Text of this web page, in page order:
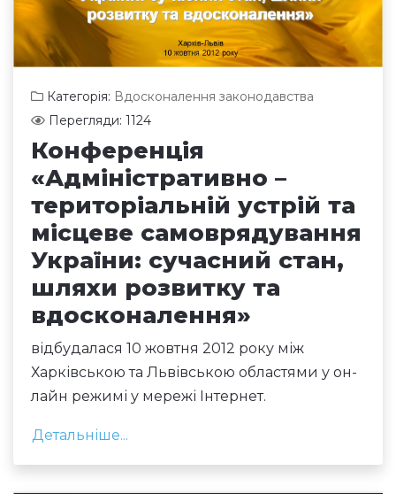
Категорія: Вдосконалення законодавства
Перегляди: 1124
Конференція
«Адміністративно –
територіальній устрій та
місцеве самоврядування
України: сучасний стан,
шляхи розвитку та
вдосконалення»
відбудалася 10 жовтня 2012 року між
Харківською та Львівською областями у он-
лайн режимі у мережі Інтернет.
Детальніше...